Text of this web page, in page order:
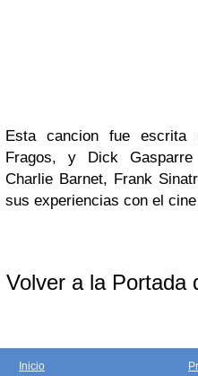
Esta cancion fue escrita
Fragos, y Dick
Charlie Barnet, Frank
sus experiencias con el
Volver a la Portada
Inicio